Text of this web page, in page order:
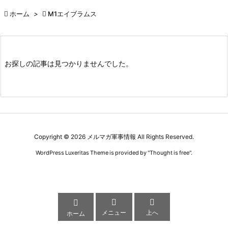
 ホーム >  M1エイブラムス
お探しの記事は見つかりませんでした。
Copyright © 2026 メルマガ軍事情報 All Rights Reserved.
WordPress Luxeritas Theme is provided by "Thought is free".

ホーム

メニュー

上へ